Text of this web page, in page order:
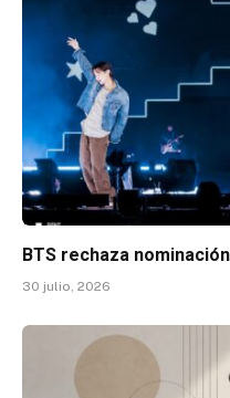
BTS rechaza
30 julio, 2026